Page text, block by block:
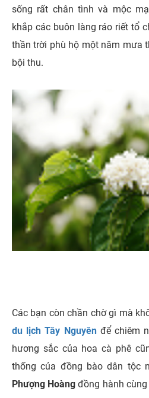
sống rất chân tình và mộc
khắp các buôn làng ráo riết tổ
thần trời phù hộ một năm mưa
bội thu.
Các bạn còn chần chờ gì mà
du lịch Tây Nguyênđể chiêm
hương sắc của hoa cà phê
thống của đồng bào dân tộc
Phượng Hoàng đồng hành